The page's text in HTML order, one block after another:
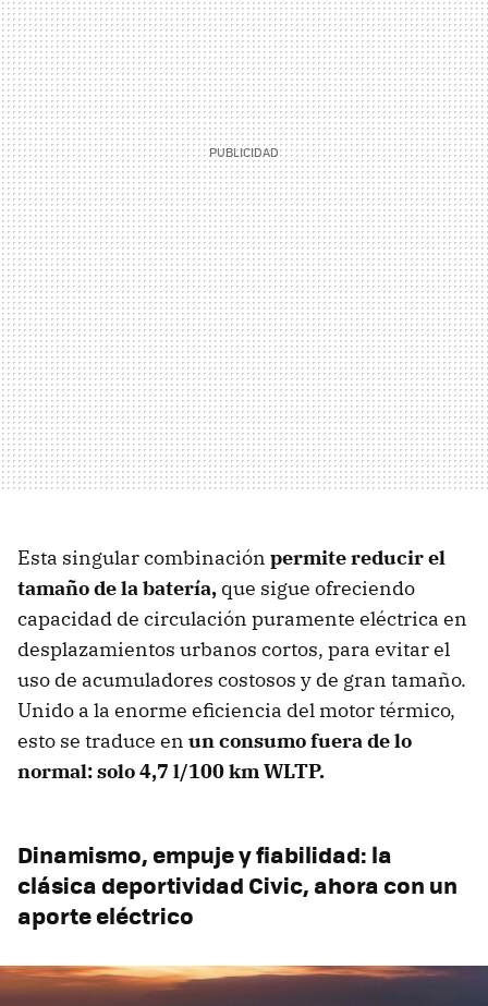
Esta singular combinación permite reducir el
tamaño de la batería, que sigue ofreciendo
capacidad de circulación puramente eléctrica en
desplazamientos urbanos cortos, para evitar el
uso de acumuladores costosos y de gran tamaño.
Unido a la enorme eficiencia del motor térmico,
esto se traduce en un consumo fuera de lo
normal: solo 4,7 l/100 km WLTP.
Dinamismo, empuje y fiabilidad: la
clásica deportividad Civic, ahora con un
aporte eléctrico